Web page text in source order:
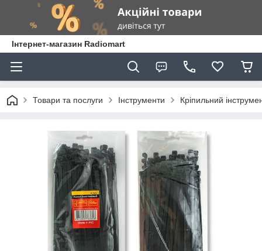
Інтернет-магазин Radiomart
Товари та послуги Інструменти Кріпильний